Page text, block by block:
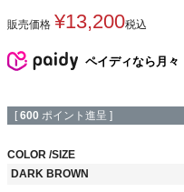
販売価格 ¥13,200税込
ペイディなら月々
[ 600 ポイント進呈 ]
COLOR SIZE
DARK BROWN